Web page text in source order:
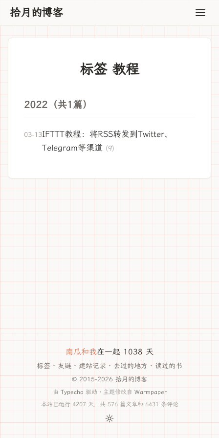
拾月的博客
标签 教程
2022（共1篇）
03-13IFTTT教程：将RSS转发到Twitter、
Telegram等渠道 (9)
南瓜和我在一起 1038 天
标签 · 友链 · 建站记录 · 去过的地方 · 读过的书
© 2015-2026 拾月的博客
由 Typecho 驱动 · 主题修改自 Warmpaper
本站已运行 4207 天，共 576 篇文章和 6431 条评论